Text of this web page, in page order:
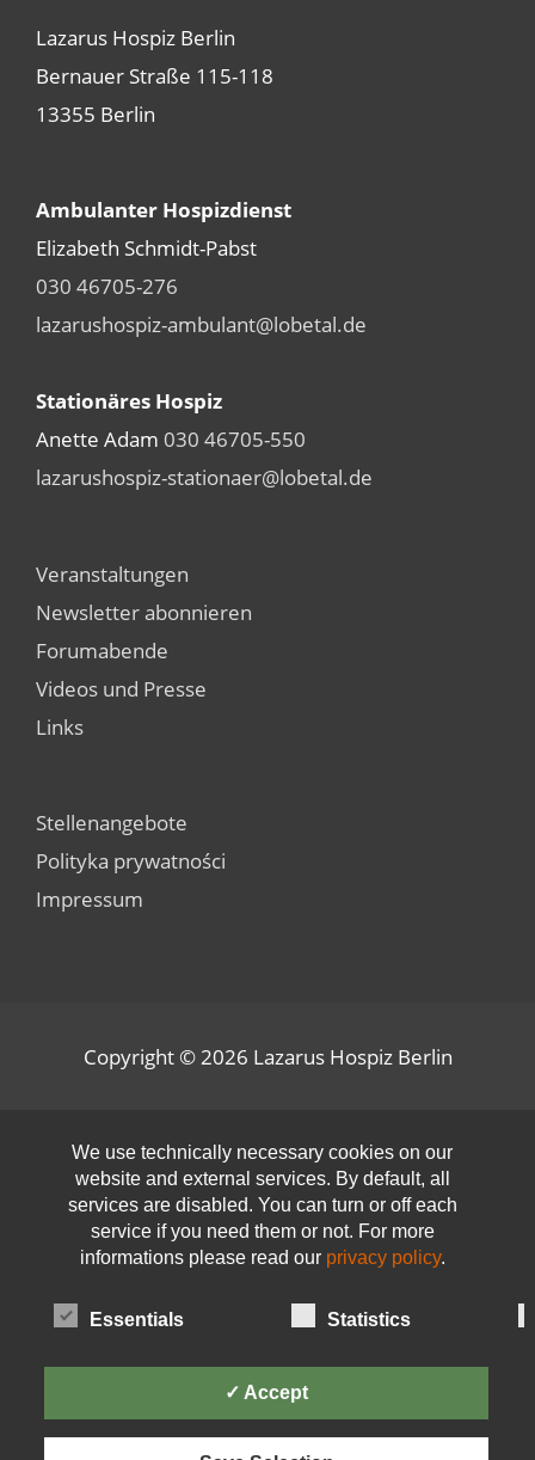
Lazarus Hospiz Berlin
Bernauer Straße 115-118
13355 Berlin
Ambulanter Hospizdienst
Elizabeth Schmidt-Pabst
030 46705-276
lazarushospiz-ambulant@lobetal.de
Stationäres Hospiz
Anette Adam 030 46705-550
lazarushospiz-stationaer@lobetal.de
Veranstaltungen
Newsletter abonnieren
Forumabende
Videos und Presse
Links
Stellenangebote
Polityka prywatności
Impressum
Copyright © 2026 Lazarus Hospiz Berlin
Open toolbar
We use technically necessary cookies on our
website and external services. By default, all
services are disabled. You can turn or off each
service if you need them or not. For more
informations please read our privacy policy.
Essentials Statistics
✓ Accept